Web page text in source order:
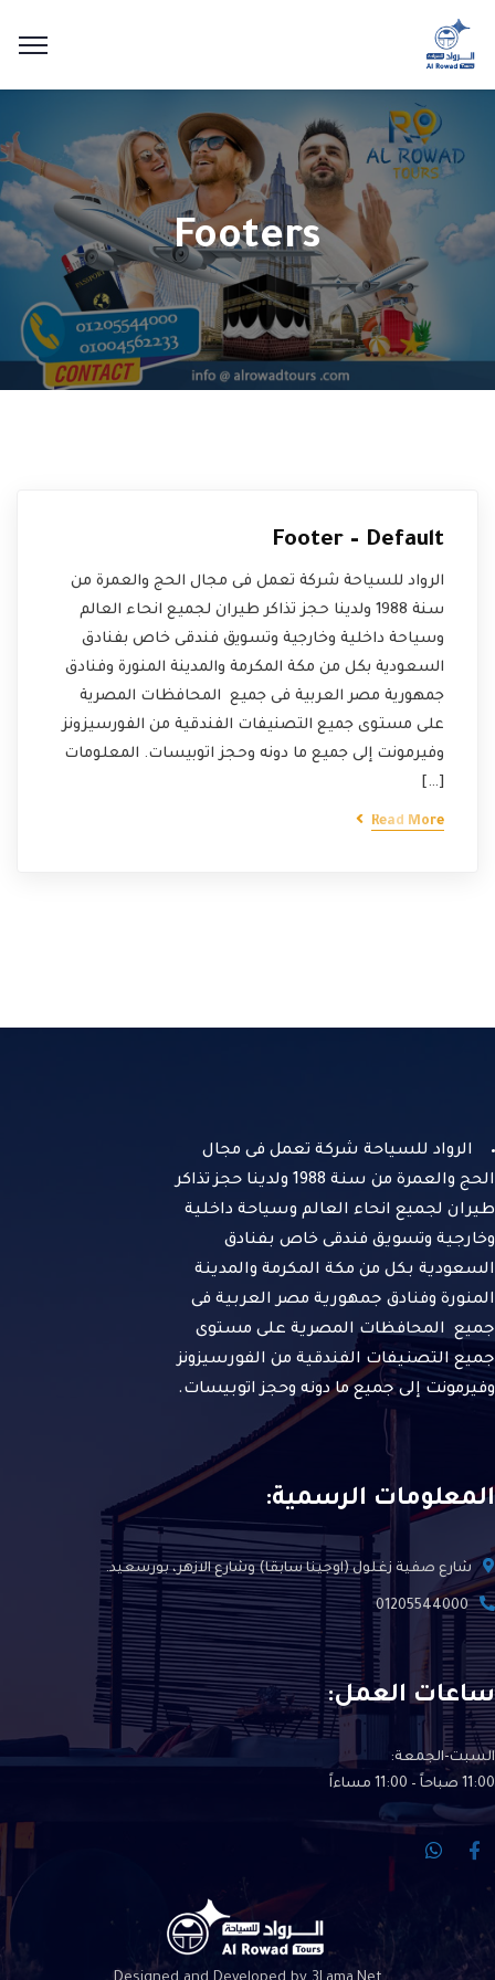
Footers
Footer – Default
الرواد للسياحة شركة تعمل فى مجال الحج والعمرة من
سنة 1988 ولدينا حجز تذاكر طيران لجميع انحاء العالم
وسياحة داخلية وخارجية وتسويق فندقى خاص بفنادق
السعودية بكل من مكة المكرمة والمدينة المنورة وفنادق
جمهورية مصر العربية فى جميع المحافظات المصرية
على مستوى جميع التصنيفات الفندقية من الفورسيزونز
وفيرمونت إلى جميع ما دونه وحجز اتوبيسات. المعلومات
[…]
Read More
الرواد للسياحة شركة تعمل فى مجال
الحج والعمرة من سنة 1988 ولدينا حجز تذاكر
طيران لجميع انحاء العالم وسياحة داخلية
وخارجية وتسويق فندقى خاص بفنادق
السعودية بكل من مكة المكرمة والمدينة
المنورة وفنادق جمهورية مصر العربية فى
جميع المحافظات المصرية على مستوى
جميع التصنيفات الفندقية من الفورسيزونز
وفيرمونت إلى جميع ما دونه وحجز اتوبيسات.
المعلومات الرسمية:
شارع صفية زغلول (اوجينا سابقا) وشارع الازهر، بورسعيد.
01205544000
ساعات العمل:
السبت-الجمعة:
11:00 صباحاً – 11:00 مساءاً